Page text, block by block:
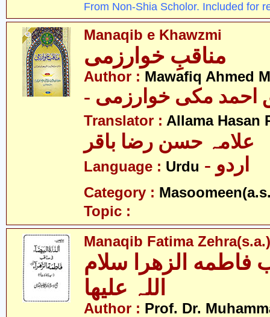
From Non-Shia Scholor. Included for
Manaqib e Khawzmi
مناقبِ خوارزمی
Author : Mawafiq Ahmed
احمد مکی خوارزمی
Translator : Allama Hasan
علامہ حسن رضا باقر
Language : Urdu - اردو
Category :
Topic :
Manaqib Fatima Zehra(s.a.)
فاطمه الزھرا سلام
اللہ علیھا
Author : Prof. Dr.